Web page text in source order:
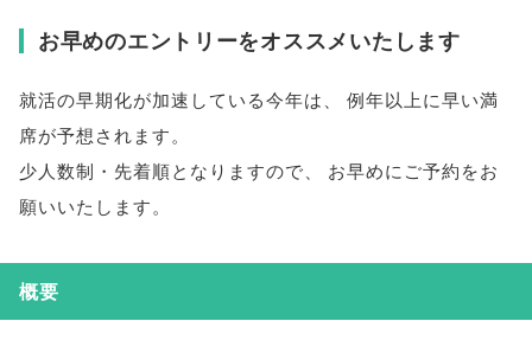
お早めのエントリーをオススメいたします
就活の早期化が加速している今年は、
例年以上に早い満
席が予想されます。
少人数制・先着順となりますので、
お早めにご予約をお
願いいたします。
概要